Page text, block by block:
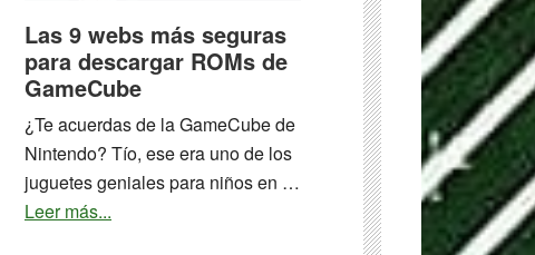
Las 9 webs más seguras
para descargar ROMs de
GameCube
¿Te acuerdas de la GameCube de
Nintendo? Tío, ese era uno de los
juguetes geniales para niños en …
Leer más...